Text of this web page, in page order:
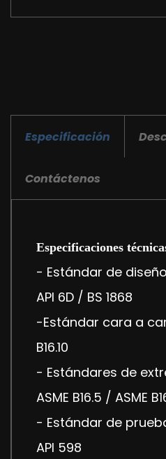
Especificación
Contáctenos
Especificaciones
- Estándar de
API 6D / BS 1868
-Estándar cara a
B16.10
- Estándares de
ASME B16.5 / ASME
- Estándar de
API 598